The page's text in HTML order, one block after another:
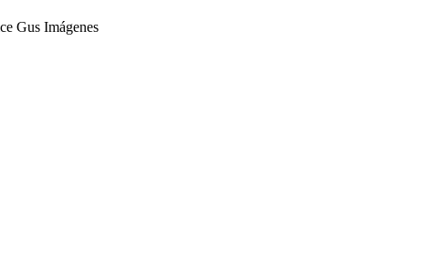
Gus Imágenes